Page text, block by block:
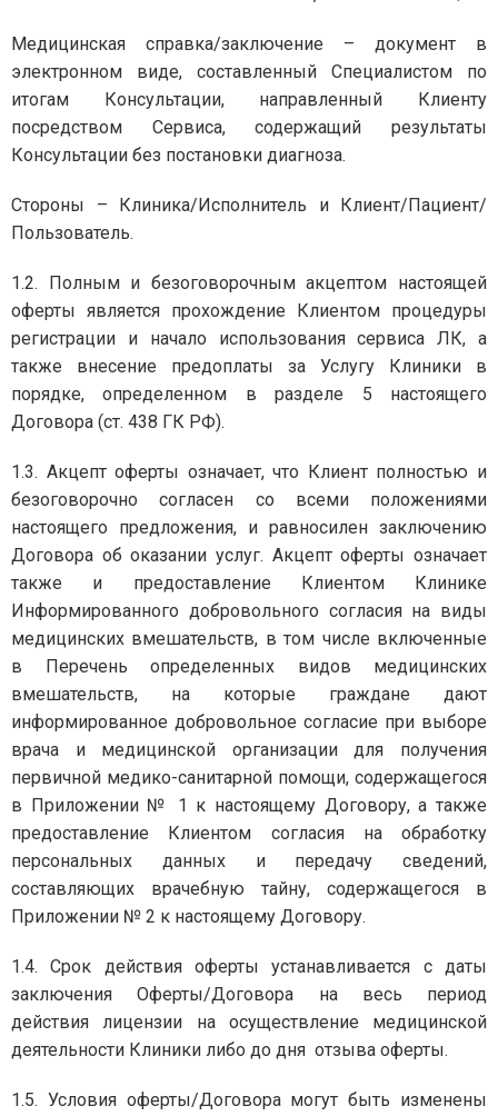
Медицинская справка/заключение – документ в
электронном виде, составленный Специалистом по
итогам Консультации, направленный Клиенту
посредством Сервиса, содержащий результаты
Консультации без постановки диагноза.
Стороны – Клиника/Исполнитель и Клиент/Пациент/
Пользователь.
1.2. Полным и безоговорочным акцептом настоящей
оферты является прохождение Клиентом процедуры
регистрации и начало использования сервиса ЛК, а
также внесение предоплаты за Услугу Клиники в
порядке, определенном в разделе 5 настоящего
Договора (ст. 438 ГК РФ).
1.3. Акцепт оферты означает, что Клиент полностью и
безоговорочно согласен со всеми положениями
настоящего предложения, и равносилен заключению
Договора об оказании услуг. Акцепт оферты означает
также и предоставление Клиентом Клинике
Информированного добровольного согласия на виды
медицинских вмешательств, в том числе включенные
в Перечень определенных видов медицинских
вмешательств, на которые граждане дают
информированное добровольное согласие при выборе
врача и медицинской организации для получения
первичной медико-санитарной помощи, содержащегося
в Приложении № 1 к настоящему Договору, а также
предоставление Клиентом согласия на обработку
персональных данных и передачу сведений,
составляющих врачебную тайну, содержащегося в
Приложении № 2 к настоящему Договору.
1.4. Срок действия оферты устанавливается с даты
заключения Оферты/Договора на весь период
действия лицензии на осуществление медицинской
деятельности Клиники либо до дня отзыва оферты.
1.5. Условия оферты/Договора могут быть изменены